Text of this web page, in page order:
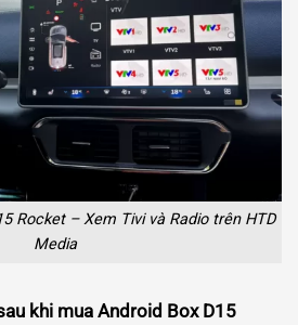
Rocket – Xem Tivi và Radio trên HTD
Media
khi mua Android Box D15